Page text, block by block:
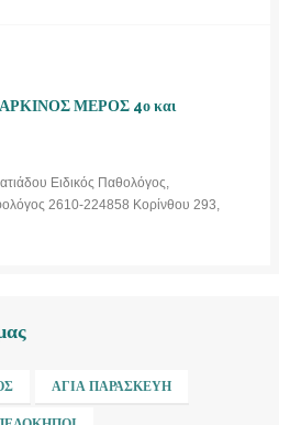
ΜΕΡΟΣ 4ο και
Ειδικός Παθολόγος,
2610-224858 Κορίνθου 293,
ΑΓΊΑ ΠΑΡΑΣΚΕΥΉ